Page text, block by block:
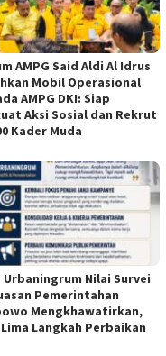
AMPG Said Aldi Al Idrus
Mobil Operasional
AMPG DKI: Siap
Aksi Sosial dan Rekrut
Kader Muda
Urbaningrum Nilai Survei
Pemerintahan
Mengkhawatirkan,
Lima Langkah Perbaikan